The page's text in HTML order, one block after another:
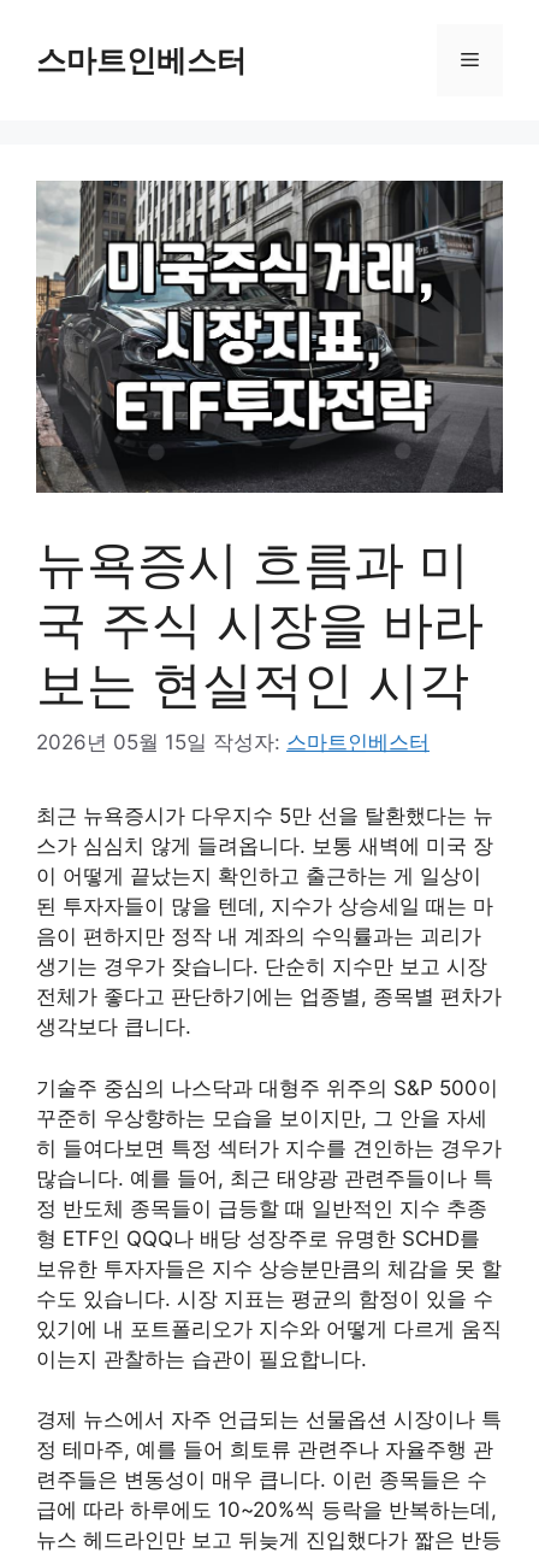
스마트인베스터 메
뉴욕증시 흐름과 미
국 주식 시장을 바라
보는 현실적인 시각
2026년 05월 15일 작성자: 스마트인베스터
최근 뉴욕증시가 다우지수 5만 선을 탈환했다는 뉴
스가 심심치 않게 들려옵니다. 보통 새벽에 미국 장
이 어떻게 끝났는지 확인하고 출근하는 게 일상이
된 투자자들이 많을 텐데, 지수가 상승세일 때는 마
음이 편하지만 정작 내 계좌의 수익률과는 괴리가
생기는 경우가 잦습니다. 단순히 지수만 보고 시장
전체가 좋다고 판단하기에는 업종별, 종목별 편차가
생각보다 큽니다.
기술주 중심의 나스닥과 대형주 위주의 S&P 500이
꾸준히 우상향하는 모습을 보이지만, 그 안을 자세
히 들여다보면 특정 섹터가 지수를 견인하는 경우가
많습니다. 예를 들어, 최근 태양광 관련주들이나 특
정 반도체 종목들이 급등할 때 일반적인 지수 추종
형 ETF인 QQQ나 배당 성장주로 유명한 SCHD를
보유한 투자자들은 지수 상승분만큼의 체감을 못 할
수도 있습니다. 시장 지표는 평균의 함정이 있을 수
있기에 내 포트폴리오가 지수와 어떻게 다르게 움직
이는지 관찰하는 습관이 필요합니다.
경제 뉴스에서 자주 언급되는 선물옵션 시장이나 특
정 테마주, 예를 들어 희토류 관련주나 자율주행 관
련주들은 변동성이 매우 큽니다. 이런 종목들은 수
급에 따라 하루에도 10~20%씩 등락을 반복하는데,
뉴스 헤드라인만 보고 뒤늦게 진입했다가 짧은 반등